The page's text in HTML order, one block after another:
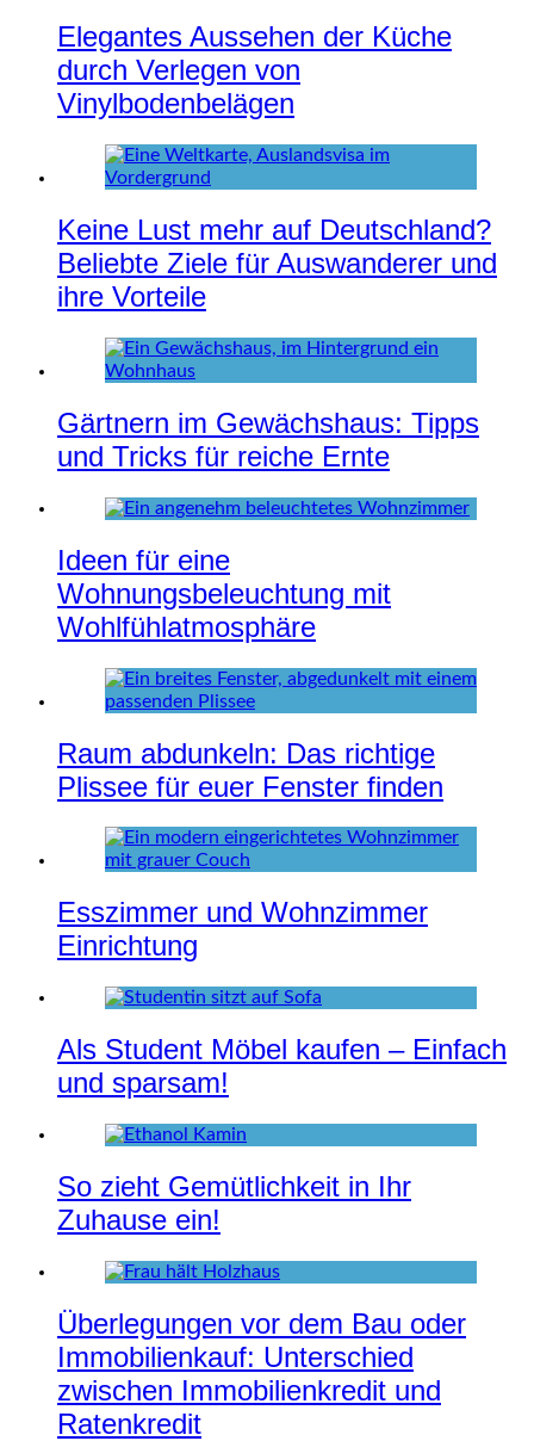
Elegantes Aussehen der Küche
durch Verlegen von
Vinylbodenbelägen
Keine Lust mehr auf Deutschland?
Beliebte Ziele für Auswanderer und
ihre Vorteile
Gärtnern im Gewächshaus: Tipps
und Tricks für reiche Ernte
Ideen für eine
Wohnungsbeleuchtung mit
Wohlfühlatmosphäre
Raum abdunkeln: Das richtige
Plissee für euer Fenster finden
Esszimmer und Wohnzimmer
Einrichtung
Als Student Möbel kaufen – Einfach
und sparsam!
So zieht Gemütlichkeit in Ihr
Zuhause ein!
Überlegungen vor dem Bau oder
Immobilienkauf: Unterschied
zwischen Immobilienkredit und
Ratenkredit